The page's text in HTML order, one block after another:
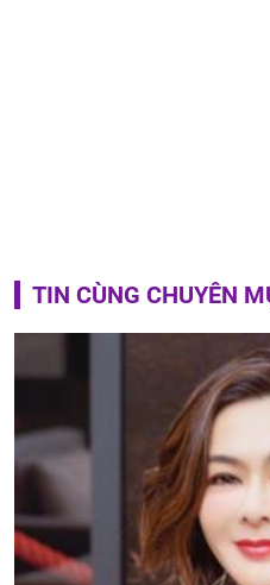
TIN CÙNG CHUYÊN